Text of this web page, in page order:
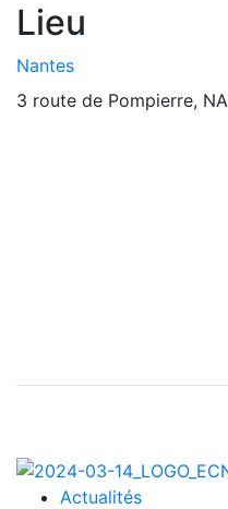
Lieu
Nantes
3 route de Pompierre,
Actualités